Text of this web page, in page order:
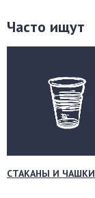
Часто ищут
СТАКАНЫ И ЧАШКИ